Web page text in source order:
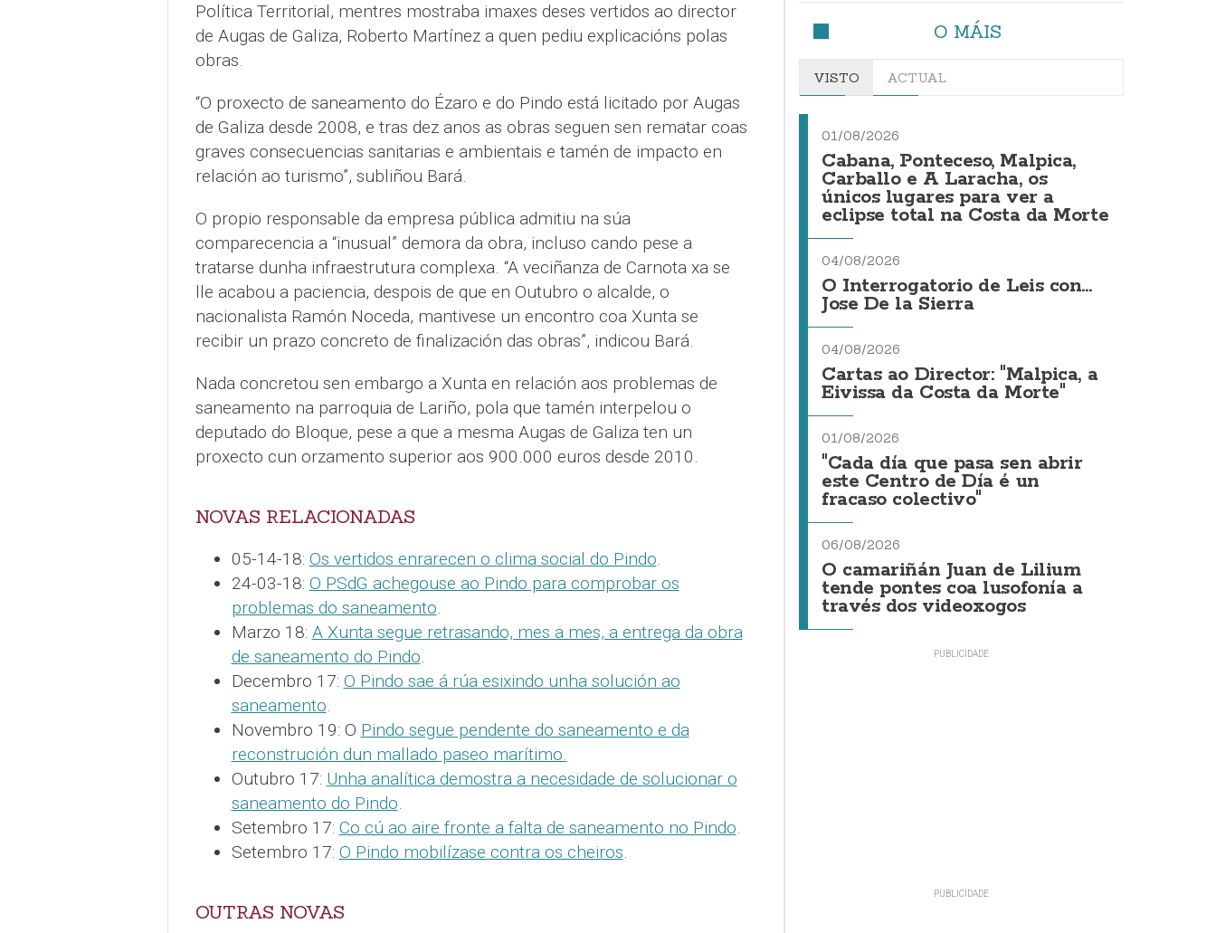
Política Territorial, mentres mostraba imaxes deses vertidos ao director
de Augas de Galiza, Roberto Martínez a quen pediu explicacións polas
obras.
“O proxecto de saneamento do Ézaro e do Pindo está licitado por Augas
de Galiza desde 2008, e tras dez anos as obras seguen sen rematar coas
graves consecuencias sanitarias e ambientais e tamén de impacto en
relación ao turismo”, subliñou Bará.
O propio responsable da empresa pública admitiu na súa
comparecencia a “inusual” demora da obra, incluso cando pese a
tratarse dunha infraestrutura complexa. “A veciñanza de Carnota xa se
lle acabou a paciencia, despois de que en Outubro o alcalde, o
nacionalista Ramón Noceda, mantivese un encontro coa Xunta se
recibir un prazo concreto de finalización das obras”, indicou Bará.
Nada concretou sen embargo a Xunta en relación aos problemas de
saneamento na parroquia de Lariño, pola que tamén interpelou o
deputado do Bloque, pese a que a mesma Augas de Galiza ten un
proxecto cun orzamento superior aos 900.000 euros desde 2010.
NOVAS RELACIONADAS
05-14-18: Os vertidos enrarecen o clima social do Pindo.
24-03-18: O PSdG achegouse ao Pindo para comprobar os
problemas do saneamento.
Marzo 18: A Xunta segue retrasando, mes a mes, a entrega da obra
de saneamento do Pindo.
Decembro 17: O Pindo sae á rúa esixindo unha solución ao
saneamento.
Novembro 19: O Pindo segue pendente do saneamento e da
reconstrución dun mallado paseo marítimo.
Outubro 17: Unha analítica demostra a necesidade de solucionar o
saneamento do Pindo.
Setembro 17: Co cú ao aire fronte a falta de saneamento no Pindo.
Setembro 17: O Pindo mobilízase contra os cheiros.
OUTRAS NOVAS
O MÁIS
VISTO ACTUAL
01/08/2026
Cabana, Ponteceso, Malpica,
Carballo e A Laracha, os
únicos lugares para ver a
eclipse total na Costa da Morte
04/08/2026
O Interrogatorio de Leis con...
Jose De la Sierra
04/08/2026
Cartas ao Director: "Malpica, a
Eivissa da Costa da Morte"
01/08/2026
"Cada día que pasa sen abrir
este Centro de Día é un
fracaso colectivo"
06/08/2026
O camariñán Juan de Lilium
tende pontes coa lusofonía a
través dos videoxogos